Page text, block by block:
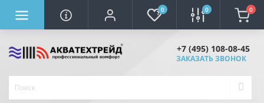
0 0 0
+7 (495) 108-08-45
ЗАКАЗАТЬ ЗВОНОК